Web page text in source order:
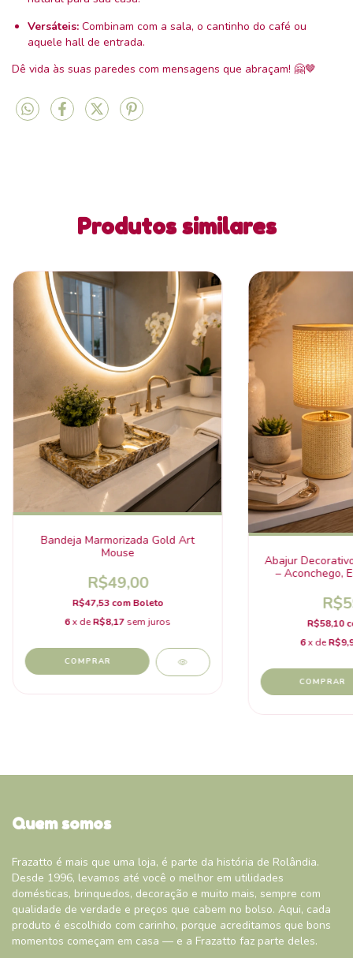
Versáteis: Combinam com a sala, o cantinho do café ou
aquele hall de entrada.
Dê vida às suas paredes com mensagens que abraçam! 🤗🤎
Produtos similares
Bandeja Marmorizada Gold Art
Mouse
R$49,00
R$47,53com Boleto
6x deR$8,17sem juros
Abajur
– Aconchego,
R$58,10
6x de
Quem somos
Frazatto é mais que uma loja, é parte da história de Rolândia.
Desde 1996, levamos até você o melhor em utilidades
domésticas, brinquedos, decoração e muito mais, sempre com
qualidade de verdade e preços que cabem no bolso. Aqui, cada
produto é escolhido com carinho, porque acreditamos que bons
momentos começam em casa — e a Frazatto faz parte deles.